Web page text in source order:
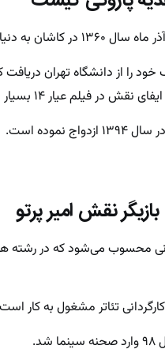
به دنیا آمده است.
را از دانشگاه تهران
است.
نقش امیر پرتو
محسوب می‌شود که در
تئاتر مشغول به کار